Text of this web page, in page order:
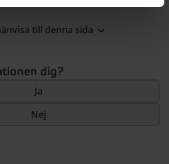
till denna sida
dig?
Ja
Nej